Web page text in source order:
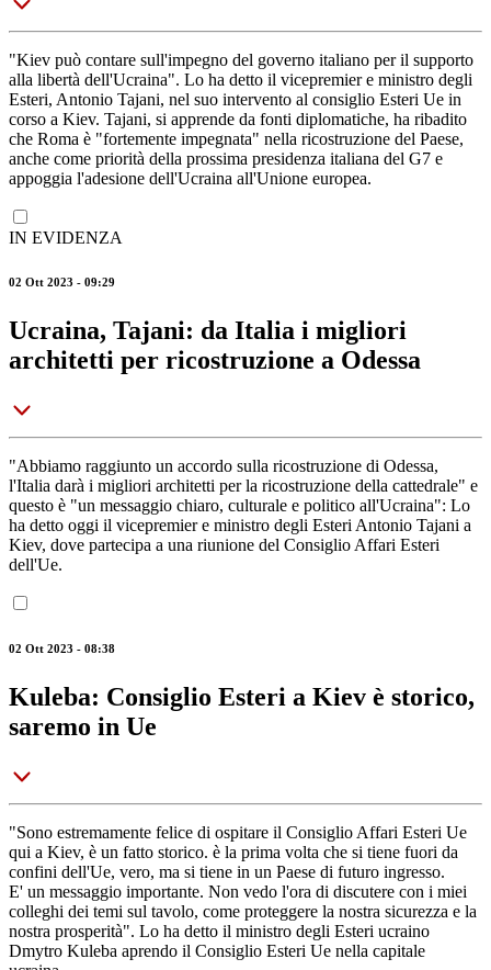
"Kiev può contare sull'impegno del governo italiano per il supporto
alla libertà dell'Ucraina". Lo ha detto il vicepremier e ministro degli
Esteri, Antonio Tajani, nel suo intervento al consiglio Esteri Ue in
corso a Kiev. Tajani, si apprende da fonti diplomatiche, ha ribadito
che Roma è "fortemente impegnata" nella ricostruzione del Paese,
anche come priorità della prossima presidenza italiana del G7 e
appoggia l'adesione dell'Ucraina all'Unione europea.
IN EVIDENZA
02 Ott 2023 - 09:29
Ucraina, Tajani: da Italia i migliori
architetti per ricostruzione a Odessa
"Abbiamo raggiunto un accordo sulla ricostruzione di Odessa,
l'Italia darà i migliori architetti per la ricostruzione della cattedrale" e
questo è "un messaggio chiaro, culturale e politico all'Ucraina": Lo
ha detto oggi il vicepremier e ministro degli Esteri Antonio Tajani a
Kiev, dove partecipa a una riunione del Consiglio Affari Esteri
dell'Ue.
02 Ott 2023 - 08:38
Kuleba: Consiglio Esteri a Kiev è storico,
saremo in Ue
"Sono estremamente felice di ospitare il Consiglio Affari Esteri Ue
qui a Kiev, è un fatto storico. è la prima volta che si tiene fuori da
confini dell'Ue, vero, ma si tiene in un Paese di futuro ingresso.
E' un messaggio importante. Non vedo l'ora di discutere con i miei
colleghi dei temi sul tavolo, come proteggere la nostra sicurezza e la
nostra prosperità". Lo ha detto il ministro degli Esteri ucraino
Dmytro Kuleba aprendo il Consiglio Esteri Ue nella capitale